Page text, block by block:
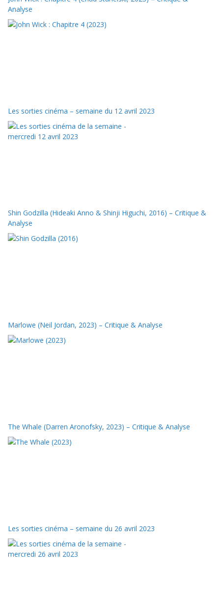
Analyse
Les sorties cinéma – semaine du 12 avril 2023
Shin Godzilla (Hideaki Anno & Shinji Higuchi, 2016) – Critique &
Analyse
Marlowe (Neil Jordan, 2023) – Critique & Analyse
The Whale (Darren Aronofsky, 2023) – Critique & Analyse
Les sorties cinéma – semaine du 26 avril 2023